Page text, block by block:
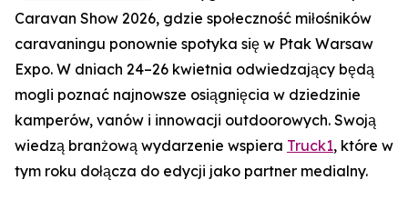
Caravan Show 2026, gdzie społeczność miłośników
caravaningu ponownie spotyka się w Ptak Warsaw
Expo. W dniach 24–26 kwietnia odwiedzający będą
mogli poznać najnowsze osiągnięcia w dziedzinie
kamperów, vanów i innowacji outdoorowych. Swoją
wiedzą branżową wydarzenie wspiera Truck1, które w
tym roku dołącza do edycji jako partner medialny.